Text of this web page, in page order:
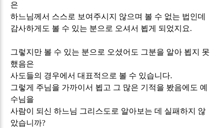
은
하느님께서 스스로 보여주시지 않으며 볼 수 없는 법인데
감사하게도 볼 수 있는 분으로 오셔서 뵙게 되었지요.
그렇지만 볼 수 있는 분으로 오셨어도 그분을 알아 뵙지 못
했음은
사도들의 경우에서 대표적으로 볼 수 있습니다.
그렇게 주님을 가까이서 뵙고 그 많은 기적을 봤음에도 예
수님을
사람이 되신 하느님 그리스도로 알아보는 데 실패하지 않
았습니까?